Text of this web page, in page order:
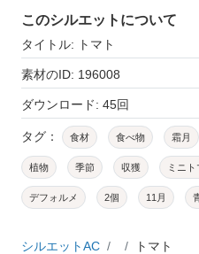
このシルエットについて
タイトル: トマト
素材のID: 196008
ダウンロード: 45回
タグ： 食材 食べ物 霜月
植物 季節 収獲 ミニト
デフォルメ 2個 11月
シルエットAC トマト